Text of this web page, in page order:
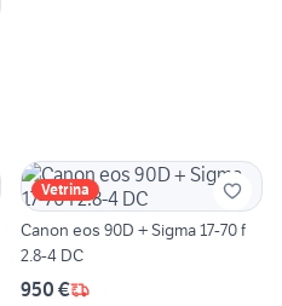
Vetrina
Canon eos 90D + Sigma 17-70 f
2.8-4 DC
950 €